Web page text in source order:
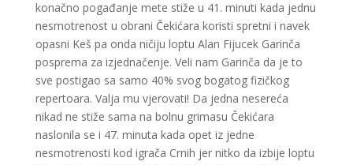
konačno pogađanje mete stiže u 41. minuti kada jednu
nesmotrenost u obrani Čekićara koristi spretni i navek
opasni Keš pa onda ničiju loptu Alan Fijucek Garinča
posprema za izjednačenje. Veli nam Garinča da je to
sve postigao sa samo 40% svog bogatog fizičkog
repertoara. Valja mu vjerovati! Da jedna nesereća
nikad ne stiže sama na bolnu grimasu Čekićara
naslonila se i 47. minuta kada opet iz jedne
nesmotrenosti kod igrača Crnih jer nitko da izbije loptu